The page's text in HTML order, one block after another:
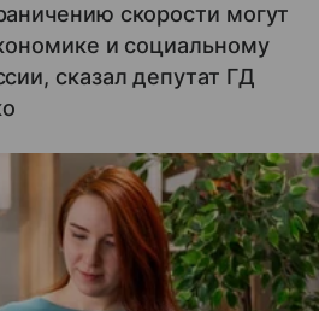
скорости могут
и социальному
сказал депутат ГД